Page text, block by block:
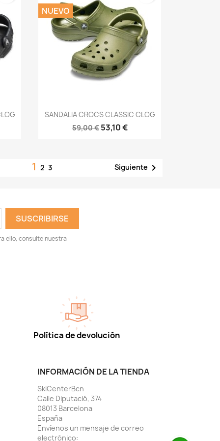
Vista rápida
SANDALIA CROCS CLASSIC CLOG
59,00 € 53,10 €
NUEVO
1 2 3 Siguiente 
ello, consulte nuestra
Política de devolución
INFORMACIÓN DE LA TIENDA
SkiCenterBcn
Calle Diputació, 374
08013 Barcelona
España
Envíenos un mensaje de correo
electrónico: